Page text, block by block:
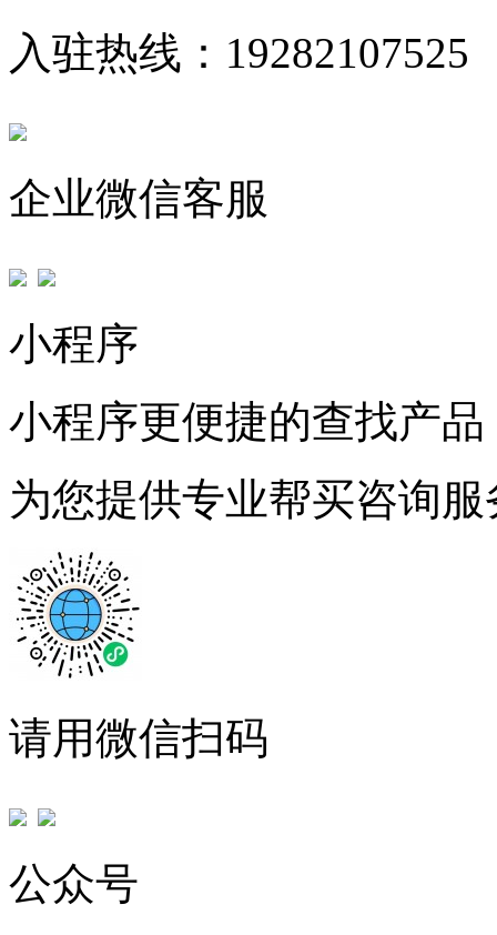
入驻热线：19282107525
企业微信客服
小程序
小程序更便捷的查找产品
为您提供专业帮买咨询服
请用微信扫码
公众号